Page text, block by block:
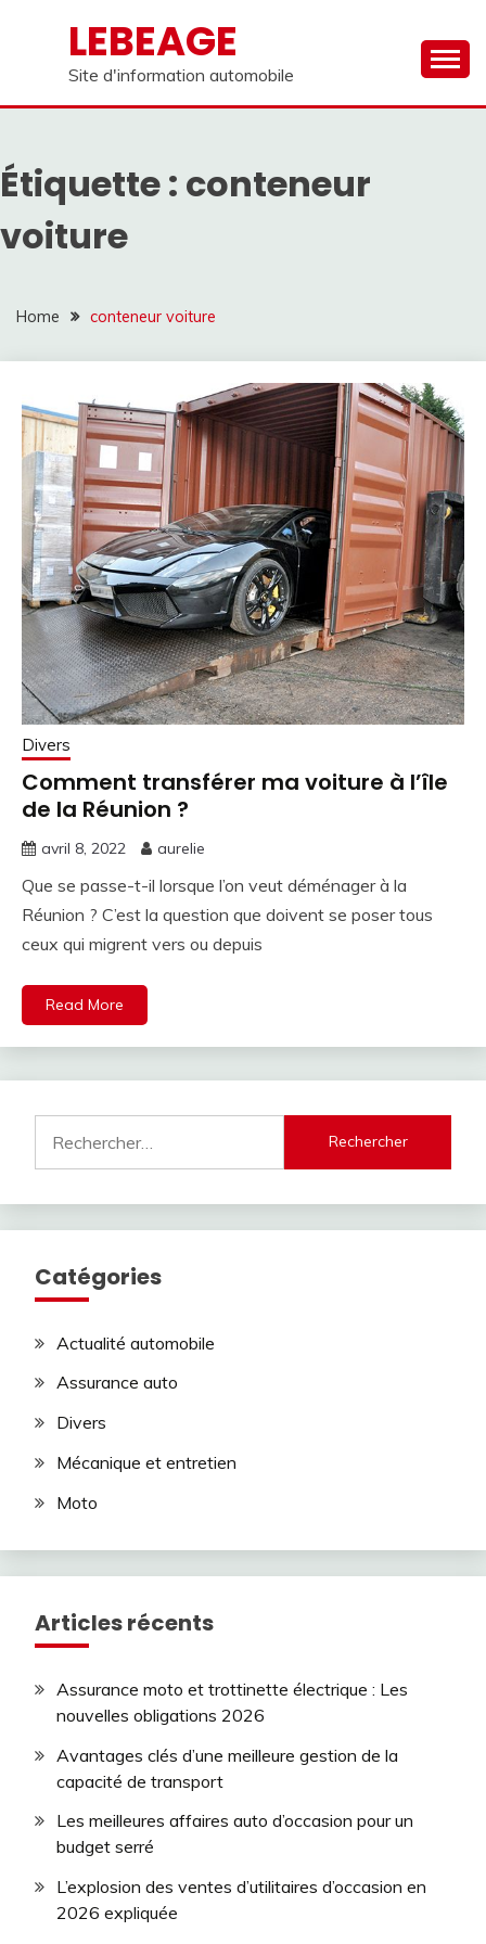
LEBEAGE
Site d'information automobile
Étiquette : conteneur
voiture
Home conteneur voiture
Divers
Comment transférer ma voiture à l’île
de la Réunion ?
avril 8, 2022 aurelie
Que se passe-t-il lorsque l’on veut déménager à la
Réunion ? C’est la question que doivent se poser tous
ceux qui migrent vers ou depuis
Read More
Catégories
Actualité automobile
Assurance auto
Divers
Mécanique et entretien
Moto
Articles récents
Assurance moto et trottinette électrique : Les
nouvelles obligations 2026
Avantages clés d’une meilleure gestion de la
capacité de transport
Les meilleures affaires auto d’occasion pour un
budget serré
L’explosion des ventes d’utilitaires d’occasion en
2026 expliquée